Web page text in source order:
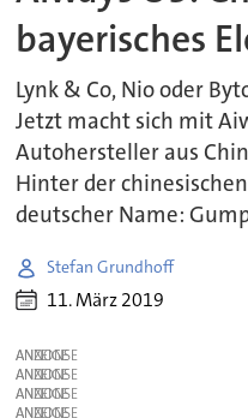
bayerisches
Lynk & Co, Nio oder
Jetzt macht sich mit
Autohersteller aus
Hinter der
deutscher Name:
Stefan Grundhoff
11. März 2019
ANZEIGE
ANZEIGE
ANZEIGE
ANZEIGE